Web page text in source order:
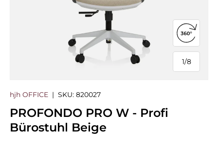
1/
von
8
360°-
hjh OFFICE | SKU: 820027
PROFONDO PRO W - Profi
Bürostuhl Beige